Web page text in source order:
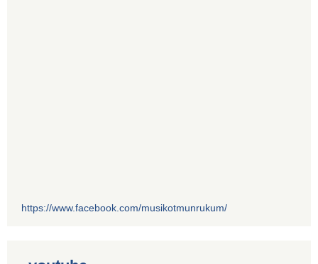
https://www.facebook.com/musikotmunrukum/